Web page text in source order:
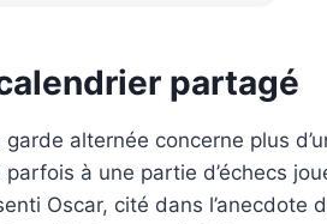
partagé
alternée concerne plus
à une partie d’échecs
Oscar, cité dans l’anecdote